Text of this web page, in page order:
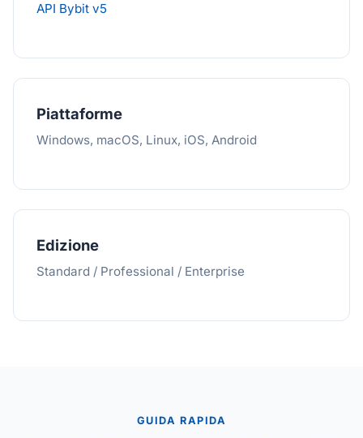
API Bybit v5
Piattaforme
Windows, macOS, Linux, iOS, Android
Edizione
Standard / Professional / Enterprise
GUIDA RAPIDA